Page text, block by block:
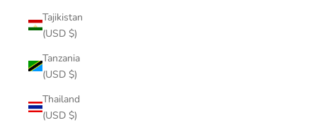
Tajikistan
(USD $)
Tanzania
(USD $)
Thailand
(USD $)